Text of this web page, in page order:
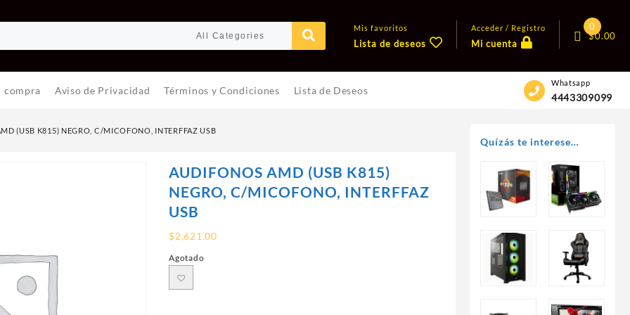
Mis favoritos
Lista de deseos
Acceder / Registro
Mi cuenta
0
$0.00
compra Aviso de Privacidad Términos y Condiciones Lista de Deseos
Whatsapp
4443309099
(USB K815) NEGRO, C/MICOFONO, INTERFFAZ USB
AUDIFONOS AMD (USB K815)
NEGRO, C/MICOFONO, INTERFFAZ
USB
$2,621.00
Agotado
Quízás te interese…